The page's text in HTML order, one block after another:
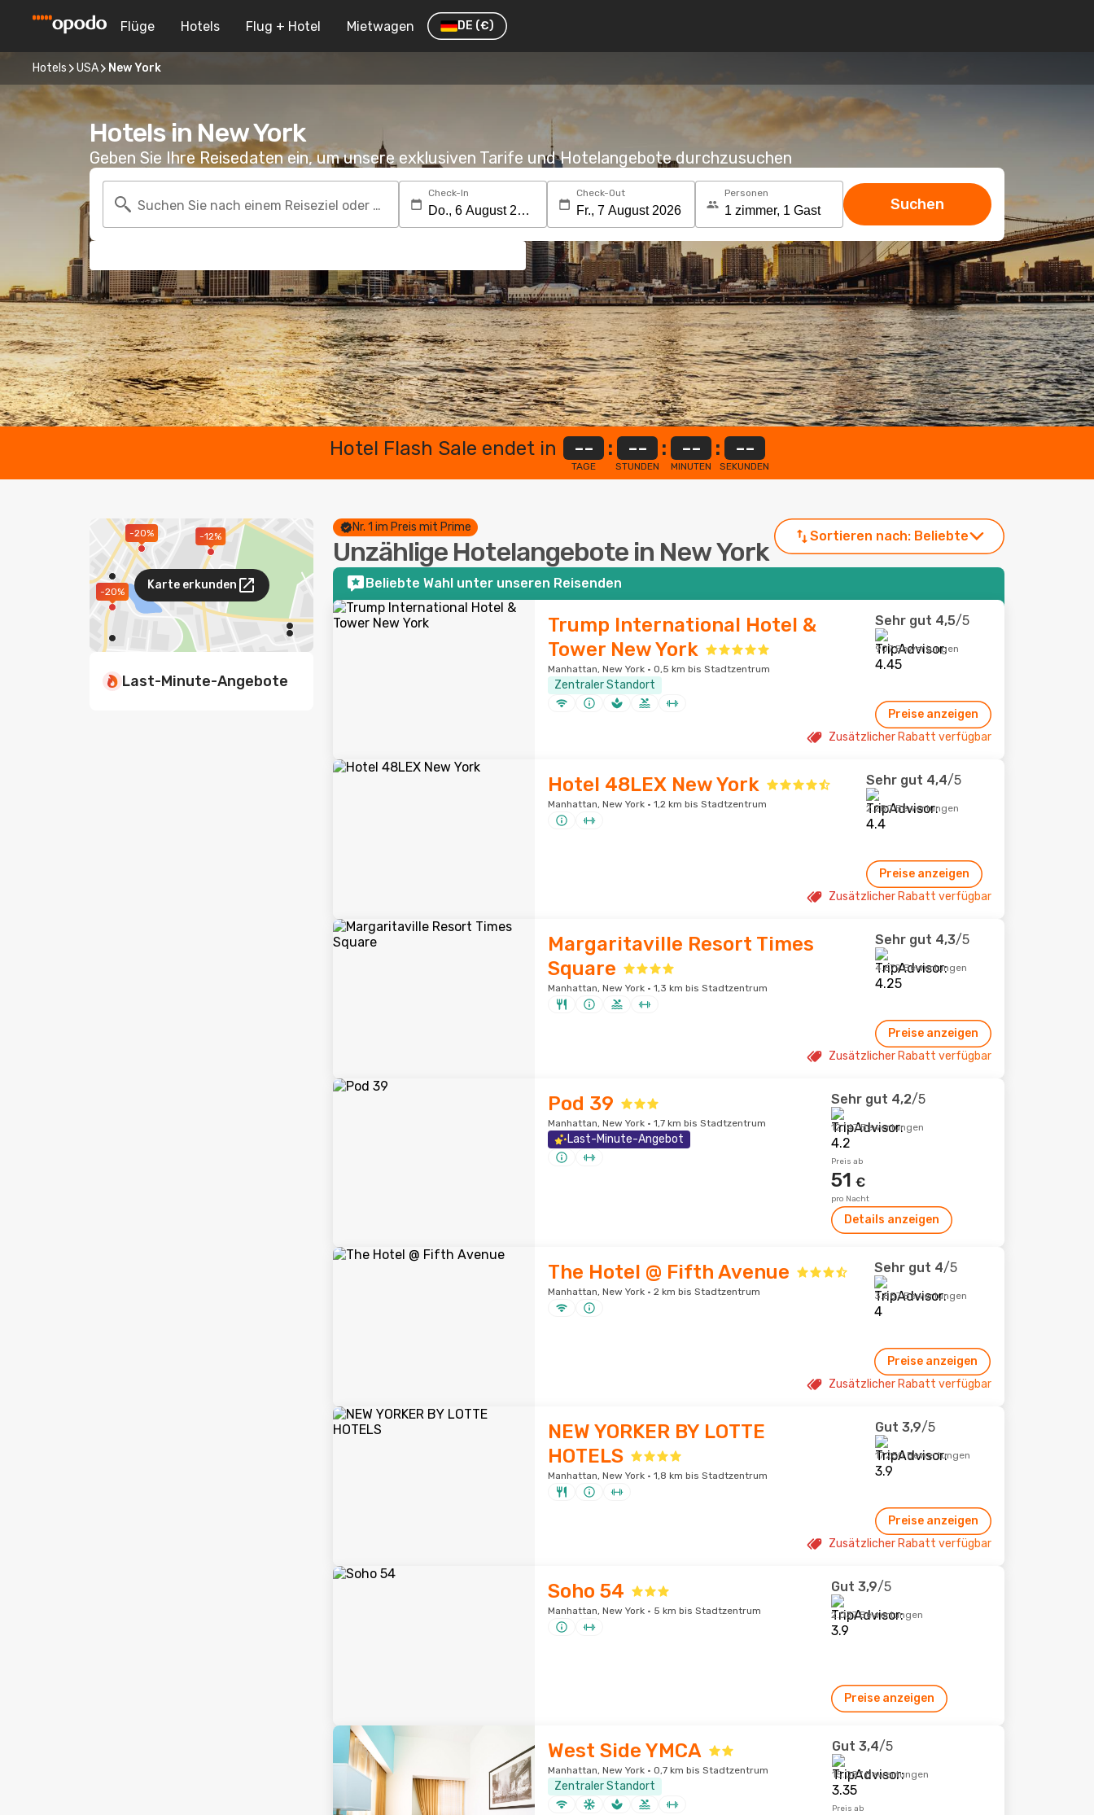
Flüge Hotels Flug + Hotel Mietwagen DE (€)
Hotels USA New York
Hotels in New York
Geben Sie Ihre Reisedaten ein, um unsere exklusiven Tarife und Hotelangebote durchzusuchen
Suchen Sie nach einem Reiseziel oder Hotel
Check-In Check-Out Personen
Suchen
Hotel Flash Sale endet in --
TAGE
: --
STUNDEN
: --
MINUTEN
: --
SEKUNDEN
-20%
-20%
-12%
Karte erkunden
Last-Minute-Angebote
Nr. 1 im Preis mit Prime
Unzählige Hotelangebote in New York
Sortieren nach: Beliebte
Beliebte Wahl unter unseren Reisenden
Trump International Hotel &
Tower New York
Manhattan, New York · 0,5 km bis Stadtzentrum
Zentraler Standort
Sehr gut 4,5/5
907 Bewertungen
Preise anzeigen
Zusätzlicher Rabatt verfügbar
Hotel 48LEX New York
Manhattan, New York · 1,2 km bis Stadtzentrum
Sehr gut 4,4/5
2.280 Bewertungen
Preise anzeigen
Zusätzlicher Rabatt verfügbar
Margaritaville Resort Times
Square
Manhattan, New York · 1,3 km bis Stadtzentrum
Sehr gut 4,3/5
4.679 Bewertungen
Preise anzeigen
Zusätzlicher Rabatt verfügbar
Pod 39
Manhattan, New York · 1,7 km bis Stadtzentrum
Last-Minute-Angebot
Sehr gut 4,2/5
12.147 Bewertungen
Preis ab
51 €
pro Nacht
Details anzeigen
The Hotel @ Fifth Avenue
Manhattan, New York · 2 km bis Stadtzentrum
Sehr gut 4/5
3.857 Bewertungen
Preise anzeigen
Zusätzlicher Rabatt verfügbar
NEW YORKER BY LOTTE
HOTELS
Manhattan, New York · 1,8 km bis Stadtzentrum
Gut 3,9/5
17.250 Bewertungen
Preise anzeigen
Zusätzlicher Rabatt verfügbar
Soho 54
Manhattan, New York · 5 km bis Stadtzentrum
Gut 3,9/5
2.037 Bewertungen
Preise anzeigen
West Side YMCA
Manhattan, New York · 0,7 km bis Stadtzentrum
Zentraler Standort
Gut 3,4/5
15.087 Bewertungen
Preis ab